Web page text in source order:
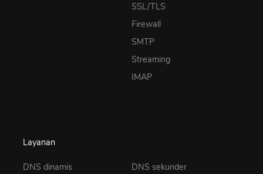
SSL/TLS
Firewall
SMTP
Streaming
IMAP
Layanan
DNS dinamis
DNS sekunder